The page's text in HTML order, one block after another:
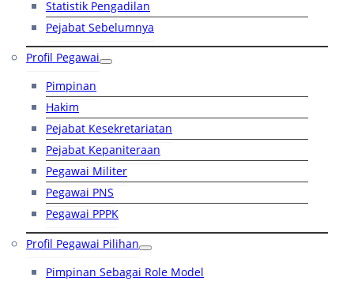
Statistik Pengadilan
Pejabat Sebelumnya
Profil Pegawai
Pimpinan
Hakim
Pejabat Kesekretariatan
Pejabat Kepaniteraan
Pegawai Militer
Pegawai PNS
Pegawai PPPK
Profil Pegawai Pilihan
Pimpinan Sebagai Role Model